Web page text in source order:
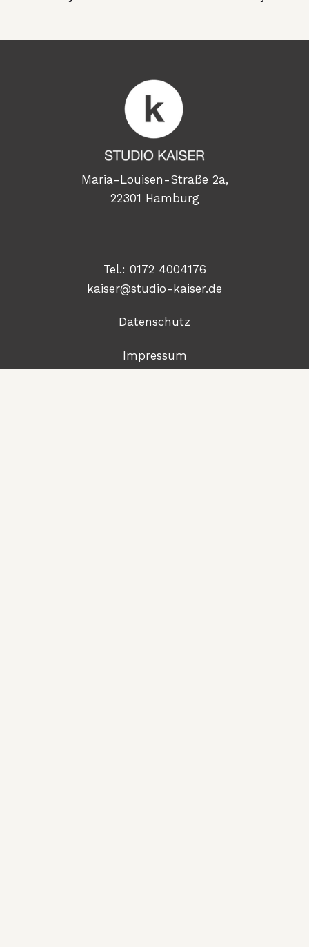
Maria-Louisen-Straße 2a,
22301 Hamburg
Tel.: 0172 4004176
kaiser@studio-kaiser.de
Impressum
Datenschutz